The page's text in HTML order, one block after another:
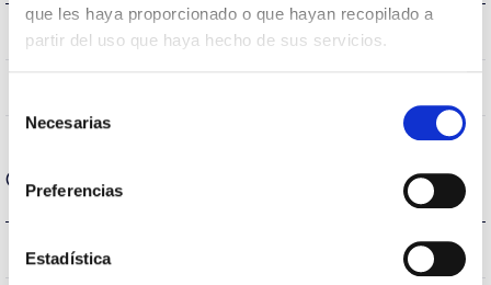
que les haya proporcionado o que hayan recopilado a
partir del uso que haya hecho de sus servicios.
Necesarias
Preferencias
Estadística
Temperatura de cor 4000K-6500K
Carcaça e Acabamento
Intensidade (A) –